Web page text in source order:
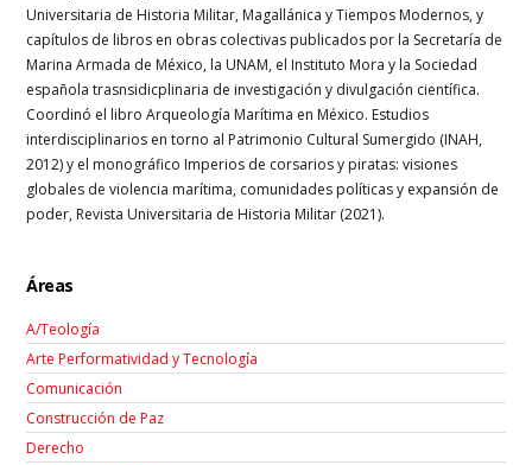
Universitaria de Historia Militar, Magallánica y Tiempos Modernos, y
capítulos de libros en obras colectivas publicados por la Secretaría de
Marina Armada de México, la UNAM, el Instituto Mora y la Sociedad
española trasnsidicplinaria de investigación y divulgación científica.
Coordinó el libro Arqueología Marítima en México. Estudios
interdisciplinarios en torno al Patrimonio Cultural Sumergido (INAH,
2012) y el monográfico Imperios de corsarios y piratas: visiones
globales de violencia marítima, comunidades políticas y expansión de
poder, Revista Universitaria de Historia Militar (2021).
Áreas
A/Teología
Arte Performatividad y Tecnología
Comunicación
Construcción de Paz
Derecho